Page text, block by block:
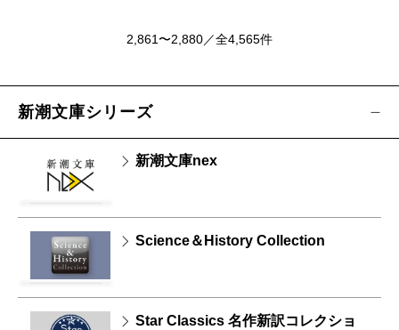
2,861〜2,880／全4,565件
新潮文庫シリーズ
新潮文庫nex
Science＆History Collection
Star Classics 名作新訳コレクショ